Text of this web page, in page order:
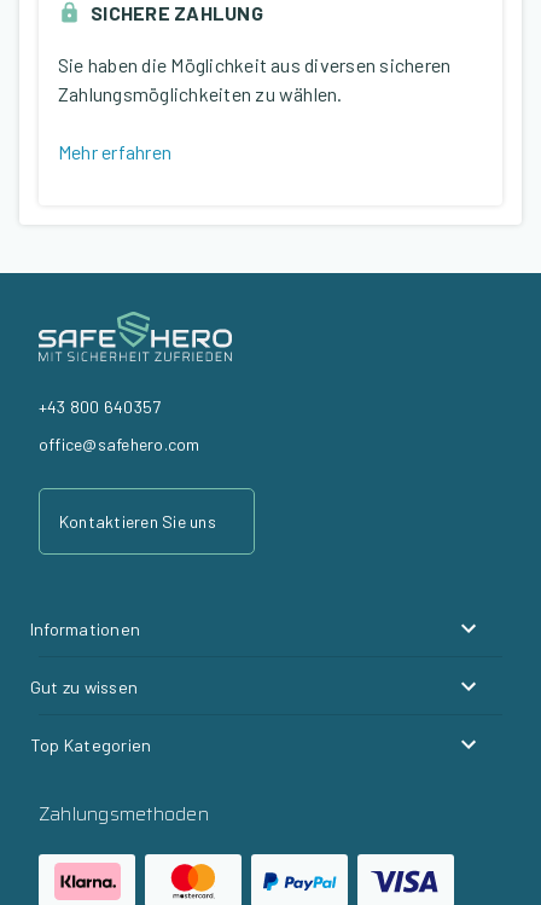
SICHERE ZAHLUNG
Sie haben die Möglichkeit aus diversen sicheren
Zahlungsmöglichkeiten zu wählen.
Mehr erfahren
+43 800 640357
office@safehero.com
Kontaktieren Sie uns
Informationen
Gut zu wissen
Top Kategorien
Zahlungsmethoden